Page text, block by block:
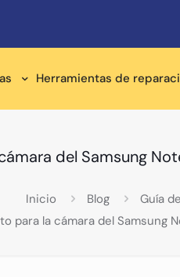
Herramientas de
del Samsung
Inicio Blog
Guía
para la cámara del Samsung